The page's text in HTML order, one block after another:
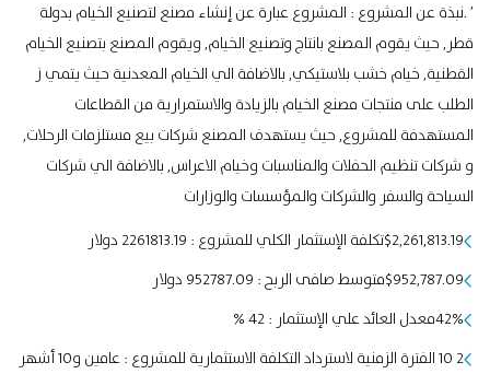
’ .نبذة عن المشروع : المشروع عبارة عن إنشاء مصنع لتصنيع الخيام بدولة
قطر, حيث يقوم المصنع بانتاج وتصنيع الخيام, ويقوم المصنع بتصنيع الخيام
القطنية, خيام خشب بلاستيكي, بالاضافة الي الخيام المعدنية حيث يتمي ز
الطلب على منتجات مصنع الخيام بالزيادة والاستمرارية من القطاعات
المستهدفة للمشروع, حيث يستهدف المصنع شركات بيع مستلزمات الرحلات,
و شركات تنظيم الحفلات والمناسبات وخيام الاعراس, بالاضافة الي شركات
السياحة والسفر والشركات والمؤسسات والوزارات
$2,261,813.19تكلفة الإستثمار الكلي للمشروع : 2261813.19 دولار
$952,787.09متوسط صافى الربح : 952787.09 دولار
42%معدل العائد علي الإستثمار : 42 %
2 10 الفترة الزمنية لاسترداد التكلفة الاستثمارية للمشروع : عامين و10 أشهر